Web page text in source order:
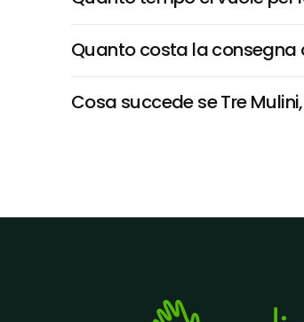
Quanto costa la consegna
Cosa succede se Tre